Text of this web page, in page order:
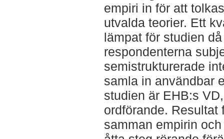
empiri in för att
utvalda teorier. Ett
lämpat för studien
respondenterna
semistrukturerade
samla in användbar
studien är EHB:s
ordförande. Resultat
samman empirin